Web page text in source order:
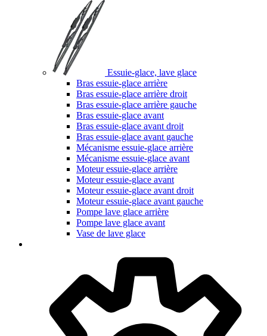
Essuie-glace, lave glace
Bras essuie-glace arrière
Bras essuie-glace arrière droit
Bras essuie-glace arrière gauche
Bras essuie-glace avant
Bras essuie-glace avant droit
Bras essuie-glace avant gauche
Mécanisme essuie-glace arrière
Mécanisme essuie-glace avant
Moteur essuie-glace arrière
Moteur essuie-glace avant
Moteur essuie-glace avant droit
Moteur essuie-glace avant gauche
Pompe lave glace arrière
Pompe lave glace avant
Vase de lave glace